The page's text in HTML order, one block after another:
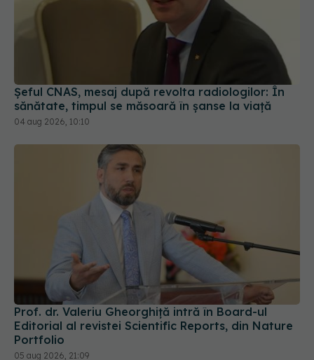
Șeful CNAS, mesaj după revolta radiologilor: În
sănătate, timpul se măsoară în șanse la viață
Prof. dr. Valeriu Gheorghiță intră în Board-ul
Editorial al revistei Scientific Reports, din Nature
Portfolio
05 aug 2026, 21:09